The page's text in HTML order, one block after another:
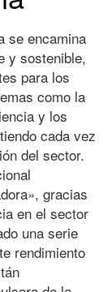
se encamina
y sostenible,
para los
como la
y los
cada vez
del sector.
gracias
en el sector
una serie
rendimiento